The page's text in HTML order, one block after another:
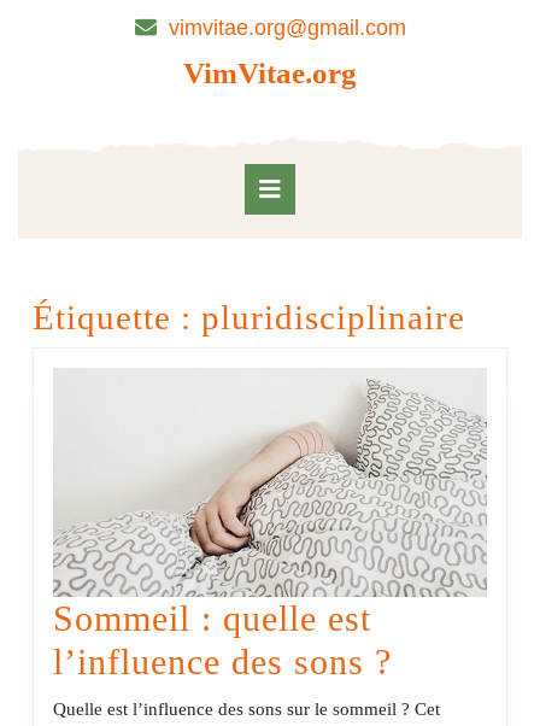
vimvitae.org@gmail.com
VimVitae.org
Étiquette : pluridisciplinaire
Sommeil : quelle est
l’influence des sons ?
:
Quelle est l’influence des sons sur le sommeil ? Cet